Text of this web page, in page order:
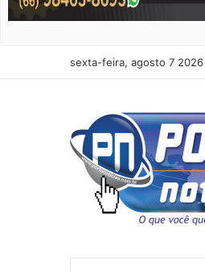
sexta-feira, agosto 7 2026